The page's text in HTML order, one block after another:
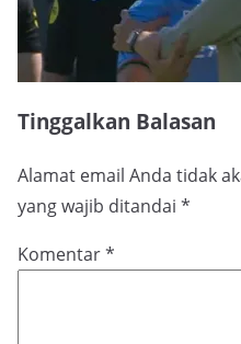
Tinggalkan Balasan
Alamat email Anda tidak
yang wajib ditandai *
Komentar*